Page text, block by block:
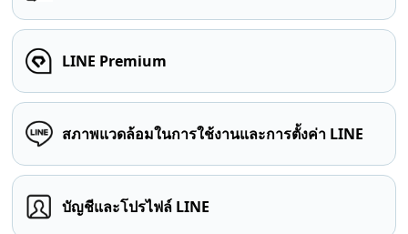
LINE Premium
สภาพแวดล้อมในการใช้งานและการตั้งค่า LINE
บัญชีและโปรไฟล์ LINE